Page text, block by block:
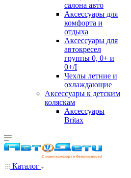
салона авто
Аксессуары для
комфорта и
отдыха
Аксессуары для
автокресел
группы 0, 0+ и
0+/I
Чехлы летние и
охлаждающие
Аксессуары к детским
коляскам
Аксессуары
Britax
Каталог